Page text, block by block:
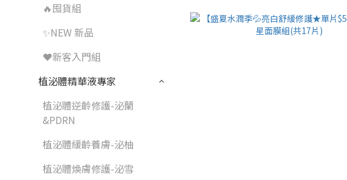
🔥囤貨組
✨NEW 新品
❤️新客入門組
植泌體精華液專家
植泌體逆齡修護-泌蘭
&PDRN
植泌體緩齡養膚-泌柚
植泌體煥膚修護-泌雪